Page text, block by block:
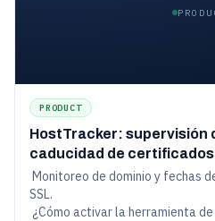
PRODUCT
HostTracker: supervisión
caducidad de certificados
Monitoreo de dominio y fechas
SSL.
¿Cómo activar la herramienta